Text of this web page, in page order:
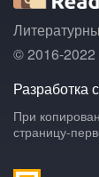
© 2016-
Разработка
При
страницу-